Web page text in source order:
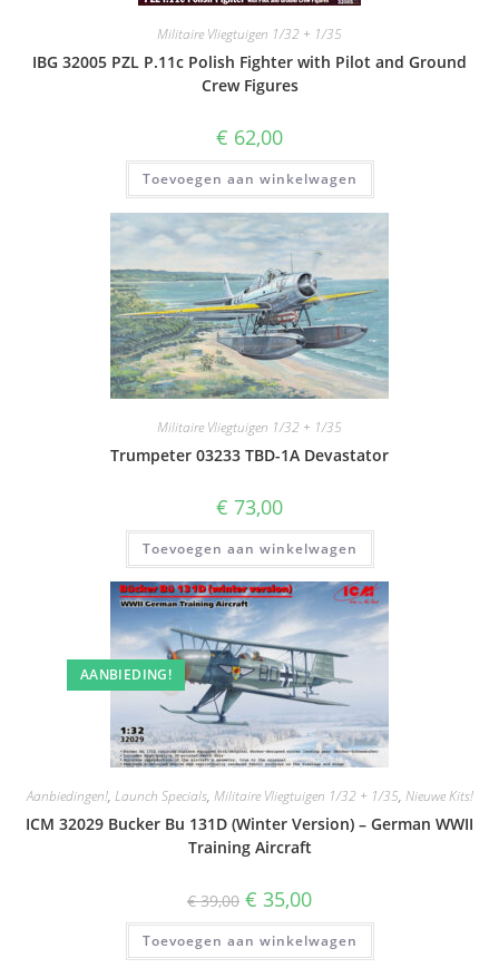
Militaire Vliegtuigen 1/32 + 1/35
IBG 32005 PZL P.11c Polish Fighter with Pilot and Ground
Crew Figures
€ 62,00
Toevoegen aan winkelwagen
Militaire Vliegtuigen 1/32 + 1/35
Trumpeter 03233 TBD-1A Devastator
€ 73,00
Toevoegen aan winkelwagen
AANBIEDING!
Aanbiedingen!, Launch Specials, Militaire Vliegtuigen 1/32 + 1/35, Nieuwe Kits!
ICM 32029 Bucker Bu 131D (Winter Version) – German WWII
Training Aircraft
€39,00 Oorspronkelijke
prijs
was:
€ 39,00.
€ 35,00Huidige
is:
€ 35,00.
Toevoegen aan winkelwagen